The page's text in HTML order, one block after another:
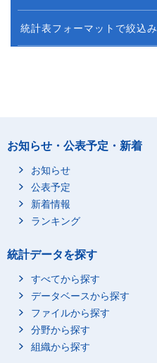
統計表フォーマットで絞込み
お知らせ・公表予定・新着
お知らせ
公表予定
新着情報
ランキング
統計データを探す
すべてから探す
データベースから探す
ファイルから探す
分野から探す
組織から探す